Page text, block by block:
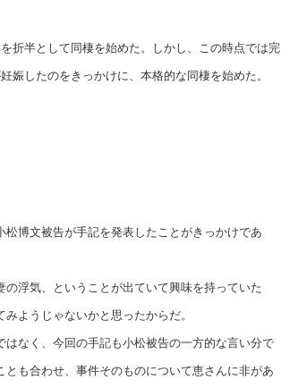
折半として同棲を始めた。しかし、この時点では完
娠したのをきっかけに、本格的な同棲を始めた。
博文被告が手記を発表したことがきっかけであ
浮気、ということが出ていて興味を持っていた
ようじゃないかと思ったからだ。
なく、今回の手記も小松被告の一方的な言い分で
も合わせ、事件そのものについて恵さんに非があ